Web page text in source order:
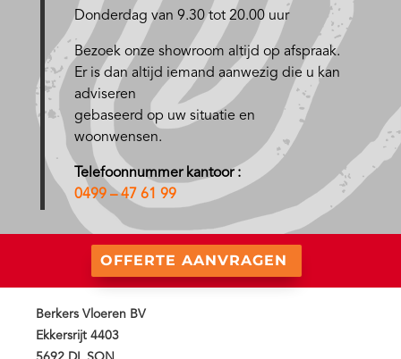
Donderdag van 9.30 tot 20.00 uur
Bezoek onze showroom altijd op afspraak.
Er is dan altijd iemand aanwezig die u kan
adviseren
gebaseerd op uw situatie en
woonwensen.
Telefoonnummer kantoor :
0499 – 47 61 99
OFFERTE AANVRAGEN
Berkers Vloeren BV
Ekkersrijt 4403